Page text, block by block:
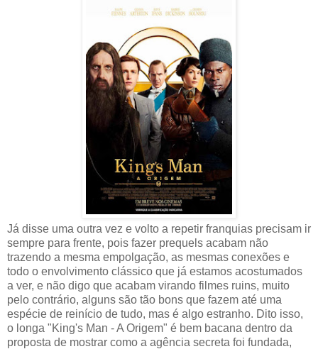
Já disse uma outra vez e volto a repetir franquias precisam ir
sempre para frente, pois fazer prequels acabam não
trazendo a mesma empolgação, as mesmas conexões e
todo o envolvimento clássico que já estamos acostumados
a ver, e não digo que acabam virando filmes ruins, muito
pelo contrário, alguns são tão bons que fazem até uma
espécie de reinício de tudo, mas é algo estranho. Dito isso,
o longa "King's Man - A Origem" é bem bacana dentro da
proposta de mostrar como a agência secreta foi fundada,